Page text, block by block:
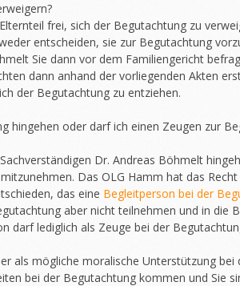
frei, sich der Begutachtung zu
entscheiden, sie zur Begutachtung
Sie dann vor dem Familiengericht
dann anhand der vorliegenden Akten
der Begutachtung zu entziehen.
hingehen oder darf ich einen Zeugen zur
Dr. Andreas Böhmelt
Das OLG Hamm hat das
das eine Begleitperson bei der
aber nicht teilnehmen und in die
darf lediglich als Zeuge bei der
als mögliche moralische Unterstützung bei
bei der Begutachtung kommen und Sie